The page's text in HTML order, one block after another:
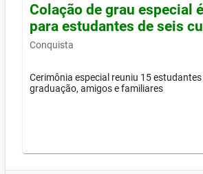
Colação de grau especial
para estudantes de seis
Conquista
Cerimônia especial reuniu 15
graduação, amigos e familiares